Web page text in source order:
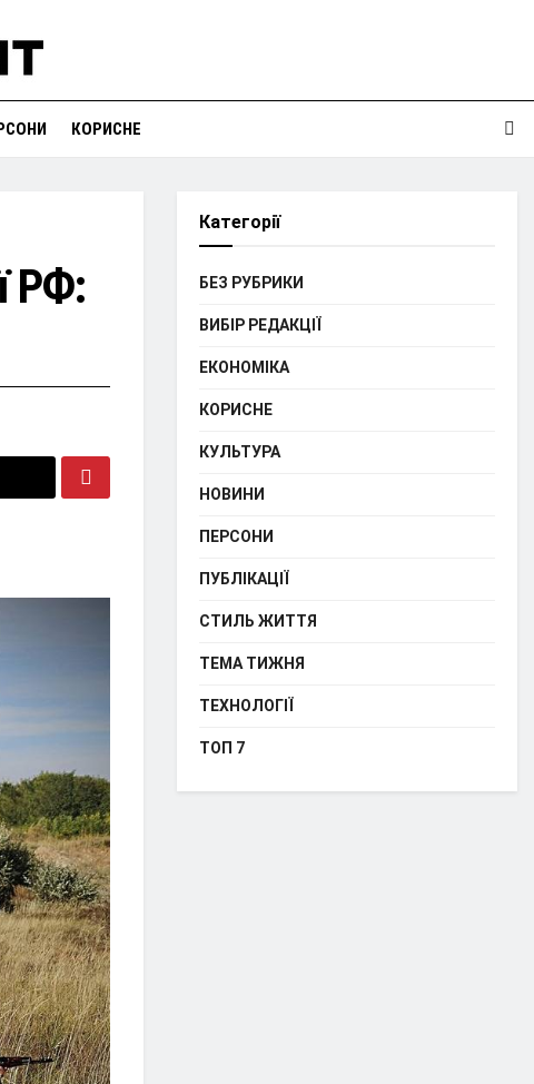
КОРИСНЕ
РФ:
Категорії
БЕЗ РУБРИКИ
ВИБІР РЕДАКЦІЇ
ЕКОНОМІКА
КОРИСНЕ
КУЛЬТУРА
НОВИНИ
ПЕРСОНИ
ПУБЛІКАЦІЇ
СТИЛЬ ЖИТТЯ
ТЕМА ТИЖНЯ
ТЕХНОЛОГІЇ
ТОП 7